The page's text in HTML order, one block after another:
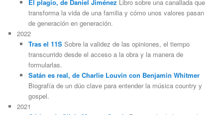
El plagio, de Daniel Jiménez Libro sobre una canallada que
transforma la vida de una familia y cómo unos valores pasan
de generación en generación.
2022
Tras el 11SSobre la validez de las opiniones, el tiempo
transcurrido desde el acceso a la obra y la manera de
formularlas.
Satán es real, de Charlie Louvin con Benjamin Whitmer
Biografía de un dúo clave para entender la música country y
gospel.
2021